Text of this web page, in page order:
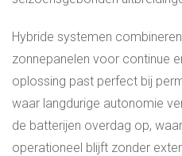
Hybride systemen
zonnepanelen voor continue
oplossing past perfect bij
waar langdurige autonomie
de batterijen overdag op,
operationeel blijft zonder